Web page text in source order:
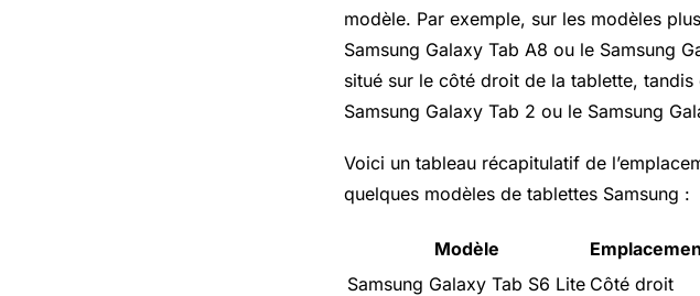
modèle. Par exemple, sur les modèles
Samsung Galaxy Tab A8 ou le Samsung
situé sur le côté droit de la tablette,
Samsung Galaxy Tab 2 ou le Samsung
Voici un tableau récapitulatif de
quelques modèles de tablettes Samsung :
Modèle
Samsung Galaxy Tab S6 Lite Côté droit